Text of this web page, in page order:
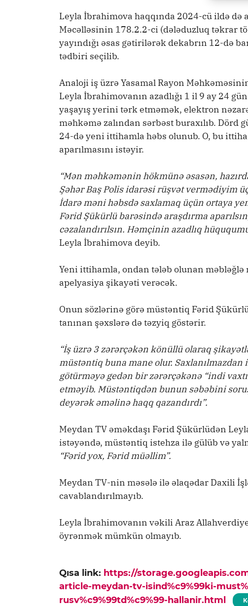
Leyla İbrahimova haqqında 2024-cü ildə də
Məcəlləsinin 178.2.2-ci (dələduzluq təkrar
yayındığı əsas gətirilərək dekabrın 12-də
tədbiri seçilib.
Analoji iş üzrə Yasamal Rayon
Leyla İbrahimovanın azadlığı 1 il 9 ay 24
yaşayış yerini tərk etməmək, elektron
məhkəmə zalından sərbəst buraxılıb. Dörd
24-də yeni ittihamla həbs olunub. O, bu
aparılmasını istəyir.
“Mən məhkəmənin hökmünə əsasən,
Şəhər Baş Polis idarəsi rüşvət vermədiyim
İdarə məni həbsdə saxlamaq üçün ortaya
Fərid Şükürlü barəsində araşdırma
cəzalandırılsın. Həmçinin azadlıq
Leyla İbrahimova deyib.
Yeni ittihamla, ondan tələb olunan məbləğlə
apelyasiya şikayəti verəcək.
Onun sözlərinə görə müstəntiq Fərid
tanınan şəxslərə də təzyiq göstərir.
“İş üzrə 3 zərərçəkən könüllü olaraq
müstəntiq buna mane olur.
götürməyə gedən bir zərərçəkənə “indi
etməyib. Müstəntiqdən bunun səbəbini
deyərək əməlinə haqq qazandırdı”.
Meydan TV əməkdaşı Fərid Şükürlüdən
istəyəndə, müstəntiq istehza ilə gülüb və
“Fərid yox, Fərid müəllim”.
Meydan TV-nin məsələ ilə əlaqədar Daxili
cavablandırılmayıb.
Leyla İbrahimovanın vəkili Araz
öyrənmək mümkün olmayıb.
Qısa link: https://
article-meydan-tv-isind%c9%99ki-
rusv%c9%99td%c9%99-hallanir.html